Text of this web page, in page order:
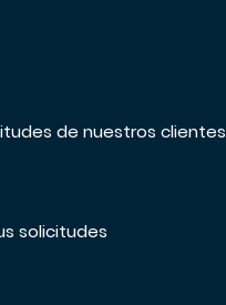
de nuestros clientes
solicitudes